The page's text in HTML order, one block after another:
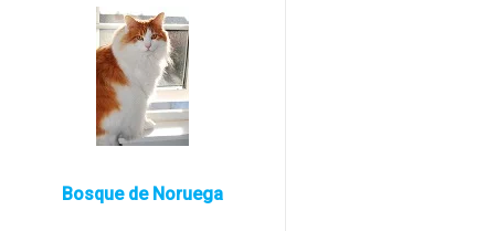
Bosque de Noruega